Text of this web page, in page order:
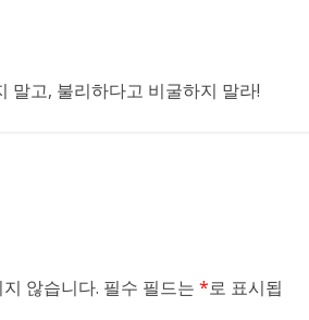
말고, 불리하다고 비굴하지 말라!
않습니다. 필수 필드는 *로 표시됩